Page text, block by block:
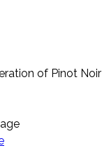
of Pinot Noir